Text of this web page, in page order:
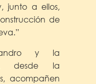
junto a ellos,
de
y la
desde la
acompañen